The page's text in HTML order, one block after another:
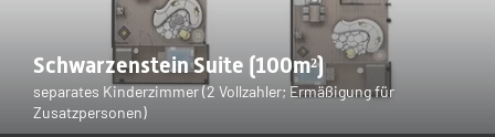
Schwarzenstein Suite (100m²)
separates Kinderzimmer (2 Vollzahler; Ermäßigung für
Zusatzpersonen)